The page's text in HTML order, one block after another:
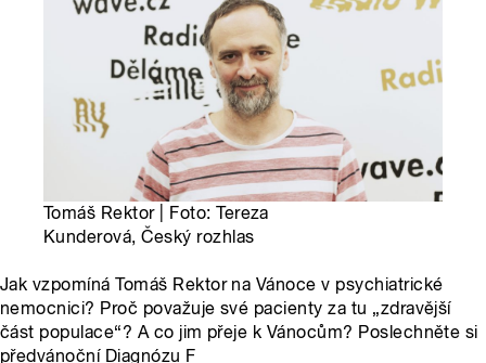
Tomáš Rektor | Foto: Tereza
Kunderová, Český rozhlas
Jak vzpomíná Tomáš Rektor na Vánoce v psychiatrické
nemocnici? Proč považuje své pacienty za tu „zdravější
část populace“? A co jim přeje k Vánocům? Poslechněte si
předvánoční Diagnózu F